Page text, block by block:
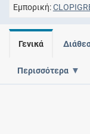
Εμπορική
Γενικά
Περισσότερα